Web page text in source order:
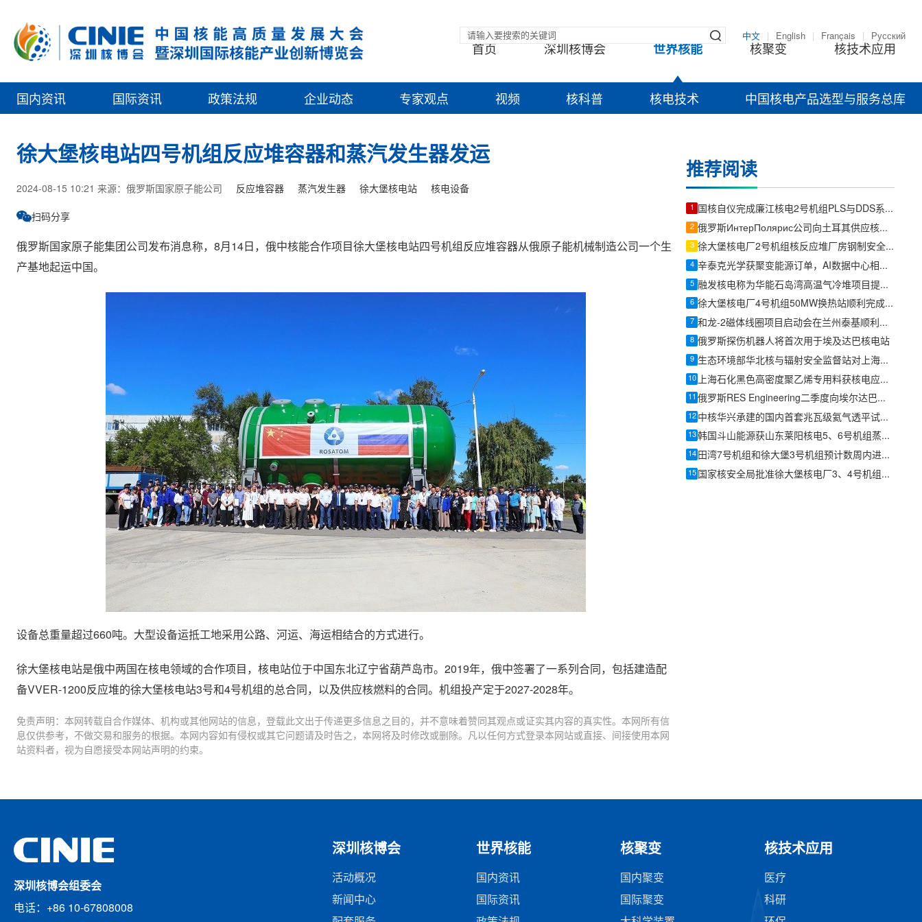
中文 English Français Русский
首页 深圳核博会 世界核能 核聚变 核技术应用
国内资讯 国际资讯 政策法规 企业动态 专家观点 视频 核科普 核电技术 中国核电产品选型与服务总库
徐大堡核电站四号机组反应堆容器和蒸汽发生器发运
2024-08-15 10:21 来源：俄罗斯国家原子能公司 反应堆容器 蒸汽发生器 徐大堡核电站 核电设备
扫码分享
俄罗斯国家原子能集团公司发布消息称，8月14日，俄中核能合作项目徐大堡核电站四号机组反应堆容器从俄原子能机械制造公司一个生
产基地起运中国。
设备总重量超过660吨。大型设备运抵工地采用公路、河运、海运相结合的方式进行。
徐大堡核电站是俄中两国在核电领域的合作项目，核电站位于中国东北辽宁省葫芦岛市。2019年，俄中签署了一系列合同，包括建造配
备VVER-1200反应堆的徐大堡核电站3号和4号机组的总合同，以及供应核燃料的合同。机组投产定于2027-2028年。
免责声明：本网转载自合作媒体、机构或其他网站的信息，登载此文出于传递更多信息之目的，并不意味着赞同其观点或证实其内容的真实性。本网所有信
息仅供参考，不做交易和服务的根据。本网内容如有侵权或其它问题请及时告之，本网将及时修改或删除。凡以任何方式登录本网站或直接、间接使用本网
站资料者，视为自愿接受本网站声明的约束。
推荐阅读
1 国核自仪完成廉江核电2号机组PLS与DDS系统首批机柜发运
2 俄罗斯ИнтерПолярис公司向土耳其供应核电站球形阀
3 徐大堡核电厂2号机组核反应堆厂房钢制安全壳二环顺利吊装就位
4 辛泰克光学获聚变能源订单，AI数据中心相关订单总额超400万美元
5 融发核电称为华能石岛湾高温气冷堆项目提供常规岛锻件
6 徐大堡核电厂4号机组50MW换热站顺利完成现场拼装
7 和龙-2磁体线圈项目启动会在兰州泰基顺利召开
8 俄罗斯探伤机器人将首次用于埃及达巴核电站
9 生态环境部华北核与辐射安全监督站对上海电气凯士比核电泵阀开展主泵轴设计制造现场监督
10 上海石化黑色高密度聚乙烯专用料获核电应用资质
11 俄罗斯RES Engineering二季度向埃尔达巴核电站交付71台泵机组
12 中核华兴承建的国内首套兆瓦级氦气透平试验装置热试成功
13 韩国斗山能源获山东莱阳核电5、6号机组蒸汽发生器锻件订单
14 田湾7号机组和徐大堡3号机组预计数周内进入启动阶段
15 国家核安全局批准徐大堡核电厂3、4号机组装换料大纲
深圳核博会组委会
电话：+86 10-67808008
深圳核博会
活动概况
新闻中心
世界核能
国内资讯
国际资讯
核聚变
国内聚变
国际聚变
核技术应用
医疗
科研